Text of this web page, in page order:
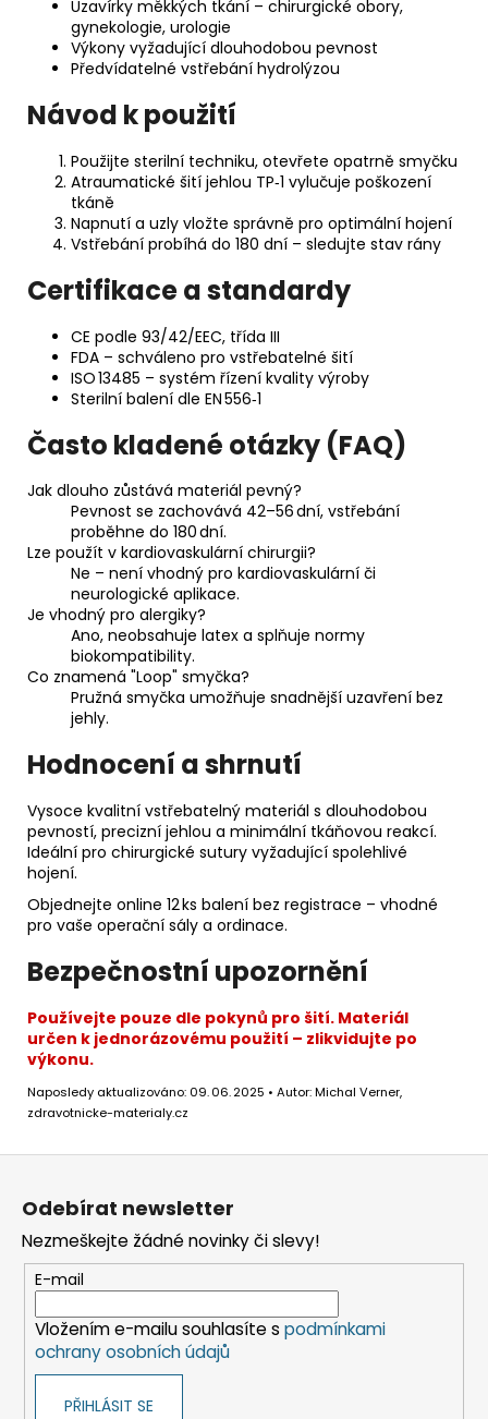
Uzavírky měkkých tkání – chirurgické obory,
gynekologie, urologie
Výkony vyžadující dlouhodobou pevnost
Předvídatelné vstřebání hydrolýzou
Návod k použití
Použijte sterilní techniku, otevřete opatrně smyčku
Atraumatické šití jehlou TP‑1 vylučuje poškození
tkáně
Napnutí a uzly vložte správně pro optimální hojení
Vstřebání probíhá do 180 dní – sledujte stav rány
Certifikace a standardy
CE podle 93/42/EEC, třída III
FDA – schváleno pro vstřebatelné šití
ISO 13485 – systém řízení kvality výroby
Sterilní balení dle EN 556‑1
Často kladené otázky (FAQ)
Jak dlouho zůstává materiál pevný?
Pevnost se zachovává 42–56 dní, vstřebání
proběhne do 180 dní.
Lze použít v kardiovaskulární chirurgii?
Ne – není vhodný pro kardiovaskulární či
neurologické aplikace.
Je vhodný pro alergiky?
Ano, neobsahuje latex a splňuje normy
biokompatibility.
Co znamená "Loop" smyčka?
Pružná smyčka umožňuje snadnější uzavření bez
jehly.
Hodnocení a shrnutí
Vysoce kvalitní vstřebatelný materiál s dlouhodobou
pevností, precizní jehlou a minimální tkáňovou reakcí.
Ideální pro chirurgické sutury vyžadující spolehlivé
hojení.
Objednejte online 12 ks balení bez registrace – vhodné
pro vaše operační sály a ordinace.
Bezpečnostní upozornění
Používejte pouze dle pokynů pro šití. Materiál
určen k jednorázovému použití – zlikvidujte po
výkonu.
Naposledy aktualizováno: 09. 06. 2025 • Autor: Michal Verner,
zdravotnicke-materialy.cz
Z
Odebírat newsletter
Nezmeškejte žádné novinky či slevy!
E-mail
Vložením e-mailu souhlasíte s podmínkami
ochrany osobních údajů
PŘIHLÁSIT SE